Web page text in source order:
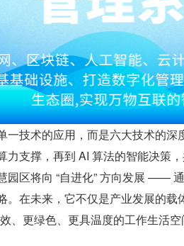
一技术的应用，而是六大技术的
力支撑，再到 AI 算法的智能决策
园区将向 “自进化” 方向发展 ——
。在未来，它不仅是产业发展的载
、更绿色、更具温度的工作生活空